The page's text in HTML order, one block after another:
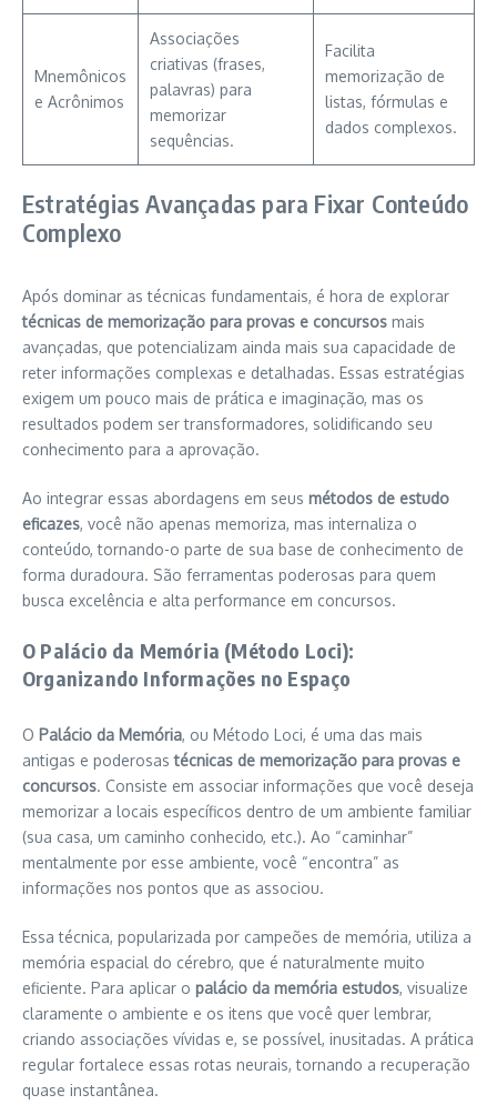
Mnemônicos
e Acrônimos
Associações
criativas (frases,
palavras) para
memorizar
sequências.
Facilita
memorização de
listas, fórmulas e
dados complexos.
Estratégias Avançadas para Fixar Conteúdo
Complexo
Após dominar as técnicas fundamentais, é hora de explorar
técnicas de memorização para provas e concursos mais
avançadas, que potencializam ainda mais sua capacidade de
reter informações complexas e detalhadas. Essas estratégias
exigem um pouco mais de prática e imaginação, mas os
resultados podem ser transformadores, solidificando seu
conhecimento para a aprovação.
Ao integrar essas abordagens em seus métodos de estudo
eficazes, você não apenas memoriza, mas internaliza o
conteúdo, tornando-o parte de sua base de conhecimento de
forma duradoura. São ferramentas poderosas para quem
busca excelência e alta performance em concursos.
O Palácio da Memória (Método Loci):
Organizando Informações no Espaço
O Palácio da Memória, ou Método Loci, é uma das mais
antigas e poderosastécnicas de memorização para provas e
concursos. Consiste em associar informações que você deseja
memorizar a locais específicos dentro de um ambiente familiar
(sua casa, um caminho conhecido, etc.). Ao “caminhar”
mentalmente por esse ambiente, você “encontra” as
informações nos pontos que as associou.
Essa técnica, popularizada por campeões de memória, utiliza a
memória espacial do cérebro, que é naturalmente muito
eficiente. Para aplicar o palácio da memória estudos, visualize
claramente o ambiente e os itens que você quer lembrar,
criando associações vívidas e, se possível, inusitadas. A prática
regular fortalece essas rotas neurais, tornando a recuperação
quase instantânea.